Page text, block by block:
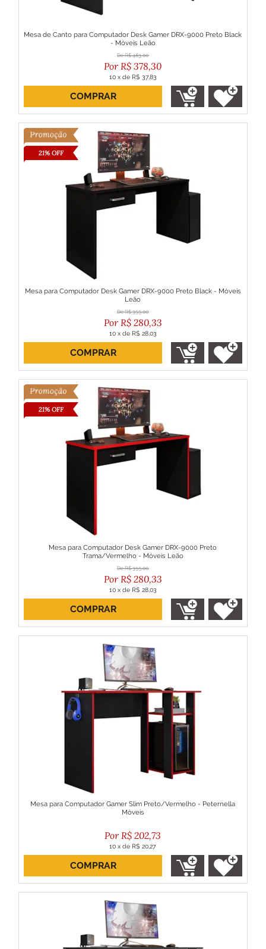
Mesa de Canto para Computador Desk Gamer DRX-9000 Preto Black
- Móveis Leão
R$ 483,00
R$ 378,30
10 x de R$ 37,83
ou R$ 340,47 no boleto
COMPRAR
21% OFF
Mesa para Computador Desk Gamer DRX-9000 Preto Black - Móveis
Leão
R$ 355,00
R$ 280,33
10 x de R$ 28,03
ou R$ 252,30 no boleto
COMPRAR
21% OFF
Mesa para Computador Desk Gamer DRX-9000 Preto
Trama/Vermelho - Móveis Leão
R$ 355,00
R$ 280,33
10 x de R$ 28,03
ou R$ 252,30 no boleto
COMPRAR
Mesa para Computador Gamer Slim Preto/Vermelho - Peternella
Móveis
R$ 202,73
10 x de R$ 20,27
ou R$ 182,46 no boleto
COMPRAR